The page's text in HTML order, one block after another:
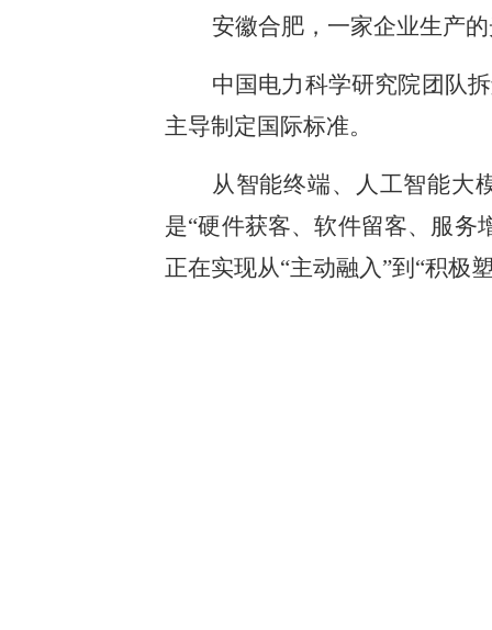
安徽合肥，一家企业生产
中国电力科学研究院团队
主导制定国际标准。
从智能终端、人工智能大
是“硬件获客、软件留客、服务
正在实现从“主动融入”到“积极